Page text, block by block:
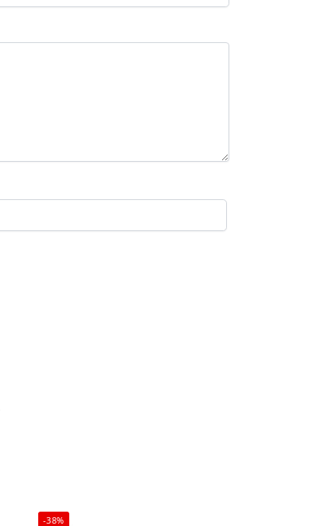
-38%